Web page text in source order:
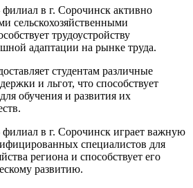
в г. Сорочинск активно
сельскохозяйственными
трудоустройству
адаптации на рынке труда.
студентам различные
и льгот, что способствует
обучения и развития их
в г. Сорочинск играет важную
специалистов для
региона и способствует его
развитию.